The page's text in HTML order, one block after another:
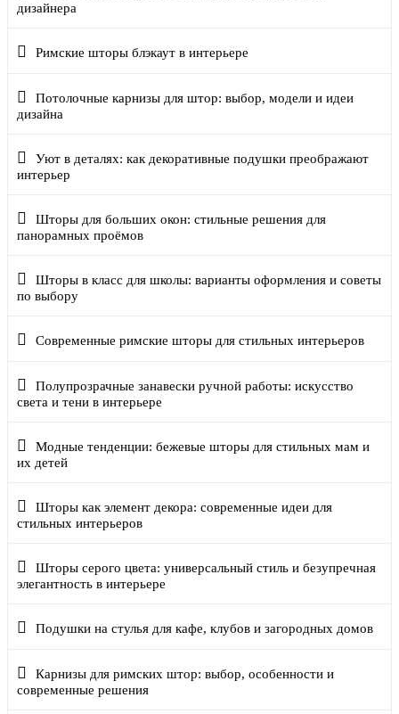
дизайнера
Римские шторы блэкаут в интерьере
Потолочные карнизы для штор: выбор, модели и идеи
дизайна
Уют в деталях: как декоративные подушки преображают
интерьер
Шторы для больших окон: стильные решения для
панорамных проёмов
Шторы в класс для школы: варианты оформления и советы
по выбору
Современные римские шторы для стильных интерьеров
Полупрозрачные занавески ручной работы: искусство
света и тени в интерьере
Модные тенденции: бежевые шторы для стильных мам и
их детей
Шторы как элемент декора: современные идеи для
стильных интерьеров
Шторы серого цвета: универсальный стиль и безупречная
элегантность в интерьере
Подушки на стулья для кафе, клубов и загородных домов
Карнизы для римских штор: выбор, особенности и
современные решения